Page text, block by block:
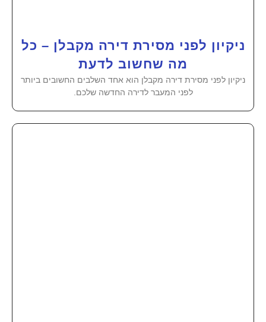
ניקיון לפני מסירת דירה מקבלן – כל
מה שחשוב לדעת
ניקיון לפני מסירת דירה מקבלן הוא אחד השלבים החשובים ביותר
לפני המעבר לדירה החדשה שלכם.